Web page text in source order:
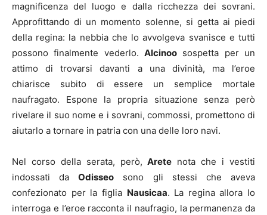
magnificenza del luogo e dalla ricchezza dei sovrani.
Approfittando di un momento solenne, si getta ai piedi
della regina: la nebbia che lo avvolgeva svanisce e tutti
possono finalmente vederlo. Alcinoo sospetta per un
attimo di trovarsi davanti a una divinità, ma l’eroe
chiarisce subito di essere un semplice mortale
naufragato. Espone la propria situazione senza però
rivelare il suo nome e i sovrani, commossi, promettono di
aiutarlo a tornare in patria con una delle loro navi.
Nel corso della serata, però,Arete nota che i vestiti
indossati daOdisseo sono gli stessi che aveva
confezionato per la figlia Nausicaa. La regina allora lo
interroga e l’eroe racconta il naufragio, la permanenza da